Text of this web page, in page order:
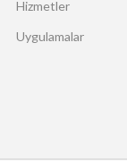
Hizmetler
Uygulamalar